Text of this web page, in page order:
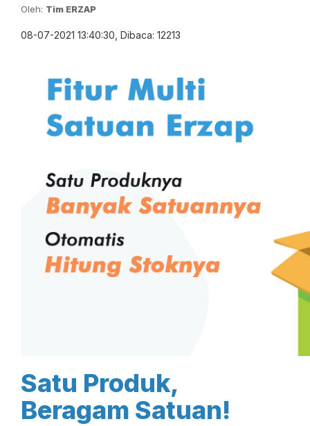
Oleh: Tim ERZAP
08-07-2021 13:40:30, Dibaca: 12213
Satu Produk,
Beragam Satuan!